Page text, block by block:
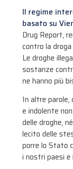
Il regime
basato su
Drug Report,
contro la
Le droghe
sostanze
ne hanno più
In altre
e indolente
delle droghe,
lecito delle
porre lo Stato
i nostri paesi e